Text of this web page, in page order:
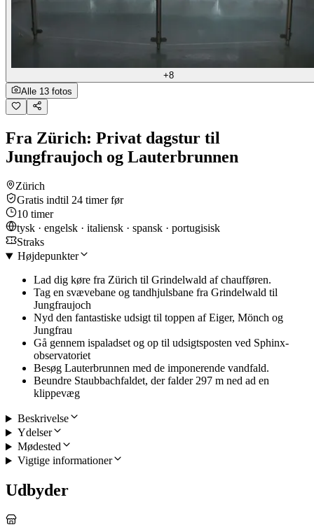
+8
Alle 13 fotos
Fra Zürich: Privat dagstur til
Jungfraujoch og Lauterbrunnen
Zürich
Gratis indtil 24 timer før
10 timer
tysk · engelsk · italiensk · spansk · portugisisk
Straks
Højdepunkter
Lad dig køre fra Zürich til Grindelwald af chaufføren.
Tag en svævebane og tandhjulsbane fra Grindelwald til
Jungfraujoch
Nyd den fantastiske udsigt til toppen af Eiger, Mönch og
Jungfrau
Gå gennem ispaladset og op til udsigtsposten ved Sphinx-
observatoriet
Besøg Lauterbrunnen med de imponerende vandfald.
Beundre Staubbachfaldet, der falder 297 m ned ad en
klippevæg
Beskrivelse
Ydelser
Mødested
Vigtige informationer
Udbyder